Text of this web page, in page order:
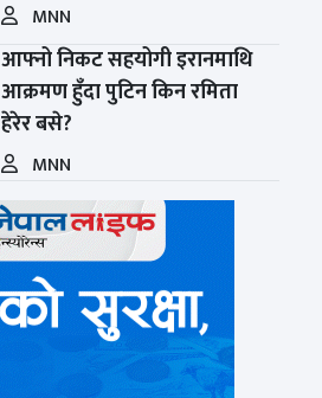
MNN
आफ्नो निकट सहयोगी इरानमाथि
आक्रमण हुँदा पुटिन किन रमिता
हेरेर बसे?
MNN